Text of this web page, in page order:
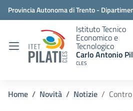
Provincia Autonoma di Trento -
istruzione e cultura
Istituto Tecnico
Economico e
Tecnologico
Carlo Antonio
CLES
Home Novità Notizie